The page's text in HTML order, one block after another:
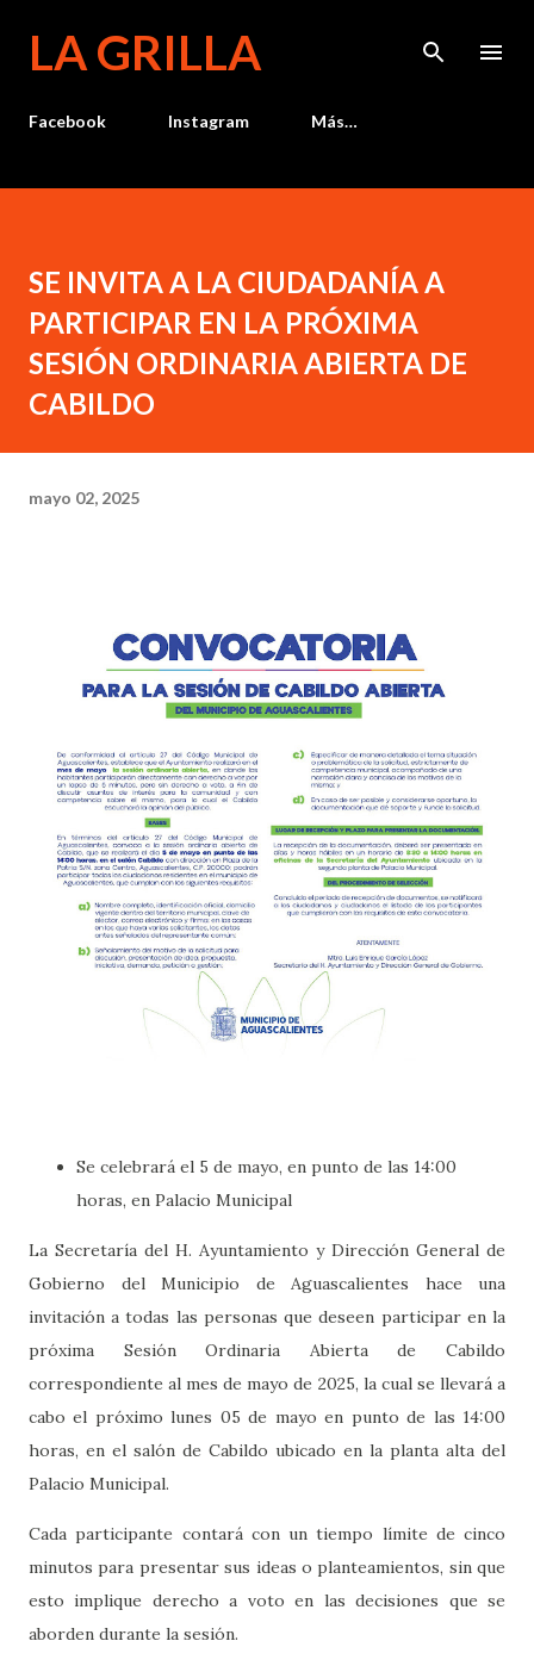
LA GRILLA
Facebook Instagram Más…
SE INVITA A LA CIUDADANÍA A
PARTICIPAR EN LA PRÓXIMA
SESIÓN ORDINARIA ABIERTA DE
CABILDO
mayo 02, 2025
Se celebrará el 5 de mayo, en punto de las 14:00
horas, en Palacio Municipal
La Secretaría del H. Ayuntamiento y Dirección General de
Gobierno del Municipio de Aguascalientes hace una
invitación a todas las personas que deseen participar en la
próxima Sesión Ordinaria Abierta de Cabildo
correspondiente al mes de mayo de 2025, la cual se llevará a
cabo el próximo lunes 05 de mayo en punto de las 14:00
horas, en el salón de Cabildo ubicado en la planta alta del
Palacio Municipal.
Cada participante contará con un tiempo límite de cinco
minutos para presentar sus ideas o planteamientos, sin que
esto implique derecho a voto en las decisiones que se
aborden durante la sesión.